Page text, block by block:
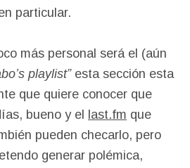
particular.
más personal será el (aún
playlist” esta sección esta
que quiere conocer que
bueno y el
last.fm que
pueden checarlo, pero
generar polémica,